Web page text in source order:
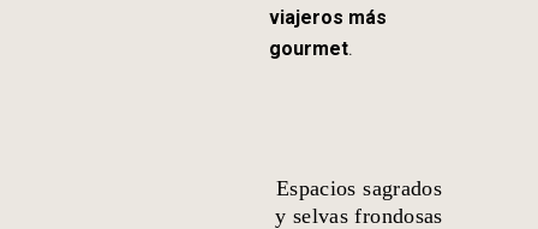
viajeros más
gourmet.
Espacios sagrados
y selvas frondosas